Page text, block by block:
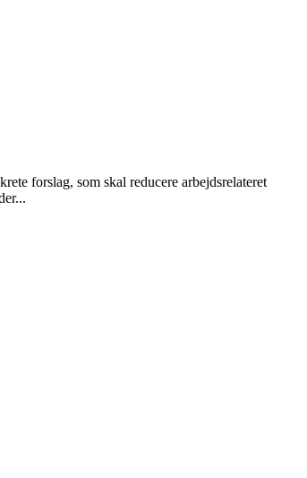
forslag, som skal reducere arbejdsrelateret